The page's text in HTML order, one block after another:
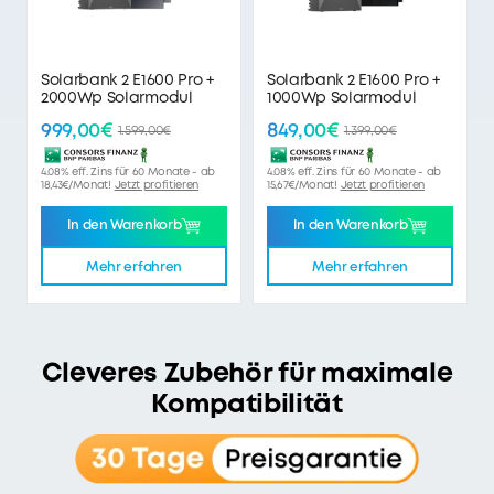
Solarbank 2 E1600 Pro +
2000Wp Solarmodul
999,00€ 1.599,00€
4.08% eff. Zins für 60 Monate - ab
18,43€/Monat! Jetzt profitieren
In den Warenkorb
Mehr erfahren
Solarbank 2 E1600 Pro +
1000Wp Solarmodul
849,00€ 1.399,00€
4.08% eff. Zins für 60 Monate - ab
15,67€/Monat! Jetzt profitieren
In den Warenkorb
Mehr erfahren
Cleveres Zubehör für maximale
Kompatibilität